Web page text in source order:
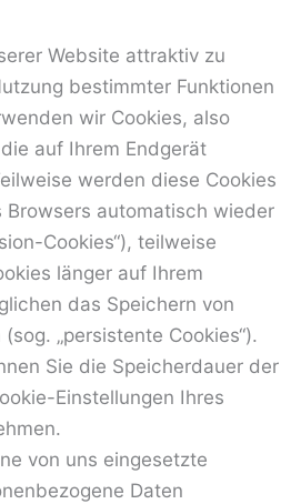
Website attraktiv zu
bestimmter Funktionen
wir Cookies, also
auf Ihrem Endgerät
werden diese Cookies
Browsers automatisch wieder
Cookies“), teilweise
länger auf Ihrem
das Speichern von
„persistente Cookies“).
Sie die Speicherdauer der
Einstellungen Ihres
von uns eingesetzte
Daten